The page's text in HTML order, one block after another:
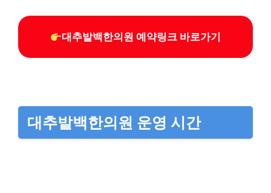
대추밭백한의원 예약링크 바로가기
대추밭백한의원 운영 시간